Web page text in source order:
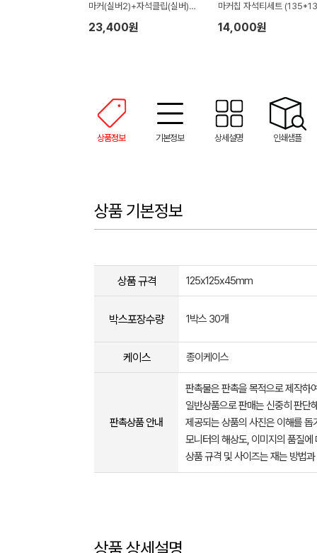
마커(실버2)+자석클립(실버)
+자석티(2)+골프타월 세트
23,400원
마커칩 자석티세트
45mm)
14,000원
상품정보 기본정보 상세설명 인쇄샘플
상품 기본정보
상품 규격 125x125x45mm
박스포장수량 1박스 30개
케이스 종이케이스
판촉상품 안내
판촉물은 판촉을 목적으로 제작하
일반상품으로 판매는 신중히 판단
제공되는 상품의 사진은 이해를
모니터의 해상도, 이미지의 품질
상품 규격 및 사이즈는 재는 방법
상품 상세설명